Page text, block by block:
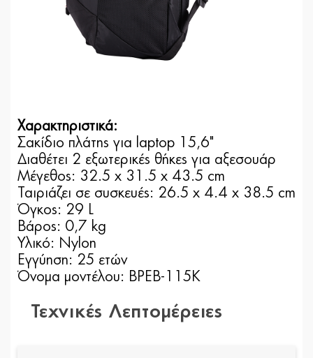
Χαρακτηριστικά:
Σακίδιο πλάτης για laptop 15,6"
Διαθέτει 2 εξωτερικές θήκες για αξεσουάρ
Μέγεθος: 32.5 x 31.5 x 43.5 cm
Ταιριάζει σε συσκευές: 26.5 x 4.4 x 38.5 cm
Όγκος: 29 L
Βάρος: 0,7 kg
Υλικό: Nylon
Εγγύηση: 25 ετών
Όνομα μοντέλου: BPEB-115Κ
Τεχνικές Λεπτομέρειες